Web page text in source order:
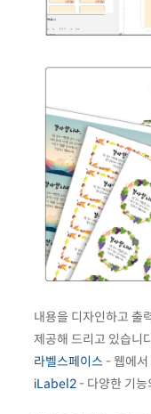
내용을 디자인하고 출
제공해 드리고 있습니
라벨스페이스 - 웹에서
iLabel2- 다양한 기능